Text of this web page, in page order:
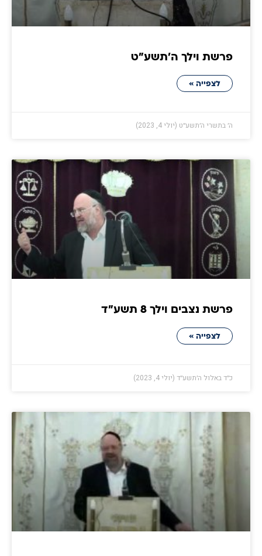
פרשת וילך ה'תשע"ט
לצפייה »
ה׳ בתשרי ה׳תשע״ט (יולי 4, 2023)
פרשת נצבים וילך 8 תשע״ד
לצפייה »
כ״ד באלול ה׳תשע״ד (יולי 4, 2023)